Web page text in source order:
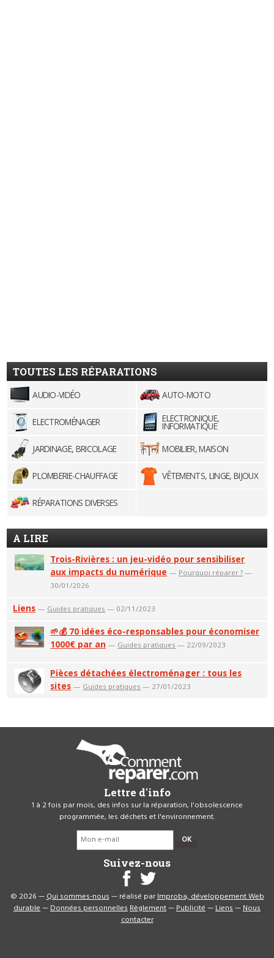
TOUTES LES RÉPARATIONS
AUDIO-VIDÉO AUTO-MOTO
ELECTROMÉNAGER ELECTRONIQUE,
INFORMATIQUE
JARDINAGE, BRICOLAGE
MOBILIER, MAISON
PLOMBERIE-CHAUFFAGE VÊTEMENTS, LINGE, BIJOUX
RÉPARATIONS DIVERSES
A LIRE
Trois-Rivières : un jeu-vidéo pour sensibiliser
aux impacts du numérique — Pourquoi réparer ? —
30/01/2026
Liens — Guides pratiques — 02/11/2023
🌱💰 70 idées éco-responsables pour économiser
1000€ par an — Guides pratiques — 22/09/2023
Pièces détachées électroménager : tous les
sites — Guides pratiques — 27/01/2023
Lettre d'info
1 à 2 fois par mois, des infos sur la réparation, l'obsolescence
programmée, les déchets et l'environnement.
OK
Suivez-nous
© 2026 —Qui sommes-nous— réalisé parImproba, développement Web
durable—Données personnellesRèglement—Publicité—Liens—Nous
contacter